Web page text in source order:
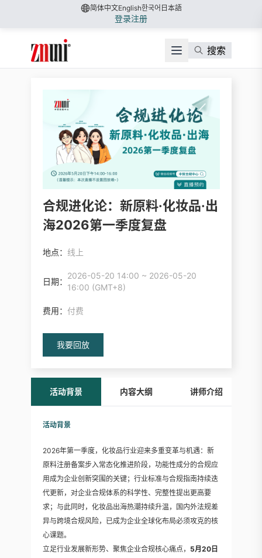
简体中文English한국어 日本語
登录注册
搜索
合规进化论：新原料·化妆品·出
海2026第一季度复盘
地点： 线上
日期：
2026-05-20 14:00 ~ 2026-05-20
16:00 (GMT+8)
费用： 付费
我要回放
活动背景 内容大纲 讲师介绍
活动背景
2026年第一季度，化妆品行业迎来多重变革与机遇：新
原料注册备案步入常态化推进阶段，功能性成分的合规应
用成为企业创新突围的关键；行业标准与合规指南持续迭
代更新，对企业合规体系的科学性、完整性提出更高要
求；与此同时，化妆品出海热潮持续升温，国内外法规差
异与跨境合规风险，已成为企业全球化布局必须攻克的核
心课题。
立足行业发展新形势、聚焦企业合规核心痛点， 5月20日